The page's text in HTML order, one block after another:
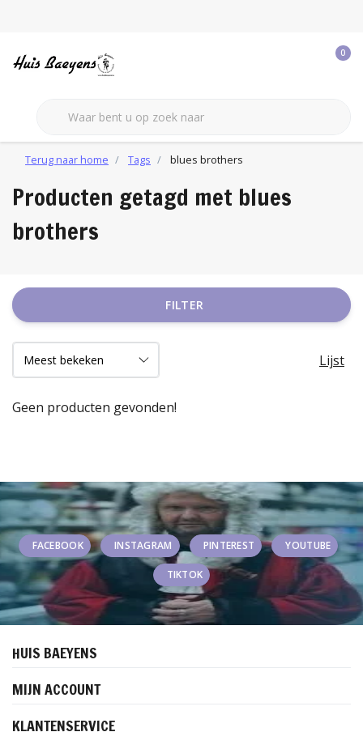
0
Terug naar home Tags blues brothers
Producten getagd met blues
brothers
FILTER
Lijst
Geen producten gevonden!
FACEBOOK INSTAGRAM PINTEREST YOUTUBE
TIKTOK
HUIS BAEYENS
MIJN ACCOUNT
KLANTENSERVICE